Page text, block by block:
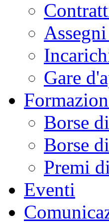
Gare
Borse
Borse
Premi
Eventi